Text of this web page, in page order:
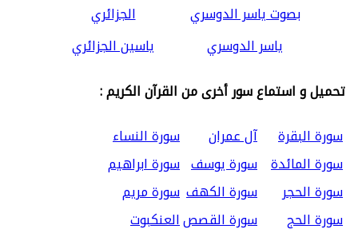
ياسر الدوسري
ياسين الجزائري
تحميل و استماع سور أخرى من القرآن الكريم :
سورة البقرة
آل عمران
سورة النساء
سورة المائدة سورة يوسف سورة ابراهيم
سورة الحجر
سورة الكهف سورة مريم
سورة الحج
سورة القصصالعنكبوت